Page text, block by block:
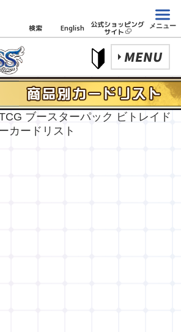
検索 English 公式ショッピング
サイト
メニュー
MENU
ブースターパック ビトレイド
カードリスト